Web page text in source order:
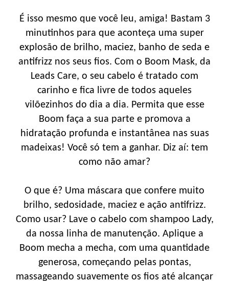
É isso mesmo que você leu, amiga! Bastam 3
minutinhos para que aconteça uma super
explosão de brilho, maciez, banho de seda e
antifrizz nos seus fios. Com o Boom Mask, da
Leads Care, o seu cabelo é tratado com
carinho e fica livre de todos aqueles
vilõezinhos do dia a dia. Permita que esse
Boom faça a sua parte e promova a
hidratação profunda e instantânea nas suas
madeixas! Você só tem a ganhar. Diz aí: tem
como não amar?
O que é? Uma máscara que confere muito
brilho, sedosidade, maciez e ação antifrizz.
Como usar? Lave o cabelo com shampoo Lady,
da nossa linha de manutenção. Aplique a
Boom mecha a mecha, com uma quantidade
generosa, começando pelas pontas,
massageando suavemente os fios até alcançar